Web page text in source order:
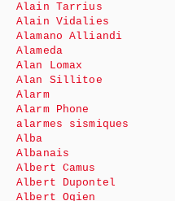
Alain Tarrius
Alain Vidalies
Alamano Alliandi
Alameda
Alan Lomax
Alan Sillitoe
Alarm
Alarm Phone
alarmes sismiques
Alba
Albanais
Albert Camus
Albert Dupontel
Albert Ogien